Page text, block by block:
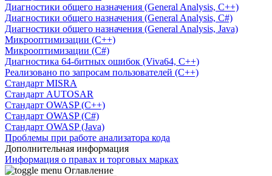
Диагностики общего назначения (General Analysis, C++)
Диагностики общего назначения (General Analysis, C#)
Диагностики общего назначения (General Analysis, Java)
Микрооптимизации (C++)
Микрооптимизации (C#)
Диагностика 64-битных ошибок (Viva64, C++)
Реализовано по запросам пользователей (C++)
Cтандарт MISRA
Стандарт AUTOSAR
Стандарт OWASP (C++)
Стандарт OWASP (C#)
Стандарт OWASP (Java)
Проблемы при работе анализатора кода
Дополнительная информация
Информация о правах и торговых марках
Оглавление